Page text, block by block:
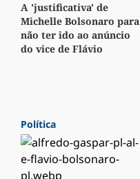
A 'justificativa' de
Michelle Bolsonaro para
não ter ido ao anúncio
do vice de Flávio
Política